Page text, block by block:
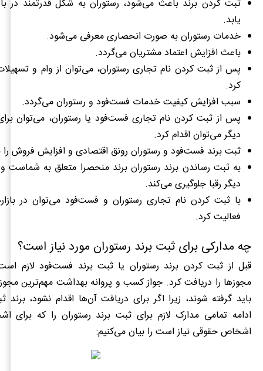
ثبت کردن برند باعث می‌شود، رستوران به شکل قدرتمند در
یابد.
خدمات رستوران به صورت انحصاری معرفی می‌شود.
باعث افزایش اعتماد مشتریان می‌گردد.
پس از ثبت کردن نام تجاری رستوران، می‌توان از وام و
کرد.
سبب افزایش کیفیت خدمات فست‌فود و رستوران می‌گردد.
پس از ثبت کردن نام تجاری فست‌فود یا رستوران، می‌توان
دیگر می‌توان اقدام کرد.
ثبت برند فست‌فود و رستوران رونق اقتصادی و افزایش فروش را
به ثبت رساندن برند رستوران برند منحصرا متعلق به شماست
دیگر رقبا جلوگیری می‌کند.
با ثبت کردن نام تجاری رستوران و فست‌فود می‌توان در
فعالیت کرد.
چه مدارکی برای ثبت برند رستوران مورد نیاز است؟
قبل از ثبت کردن برند رستوران یا ثبت برند فست‌فود لازم
مجوزها را دریافت کرد. جواز کسب و پروانه بهداشت مهم‌ترین
باید گرفته شوند، زیرا اگر برای دریافت آن‌ها اقدام نشود،
ادامه تمامی مدارک لازم برای ثبت برند رستوران را که
اشخاص حقوقی نیاز است را بیان می‌کنیم: